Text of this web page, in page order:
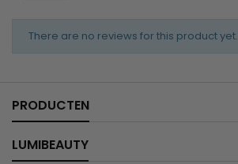
There are no reviews for this product yet.
PRODUCTEN
LUMIBEAUTY